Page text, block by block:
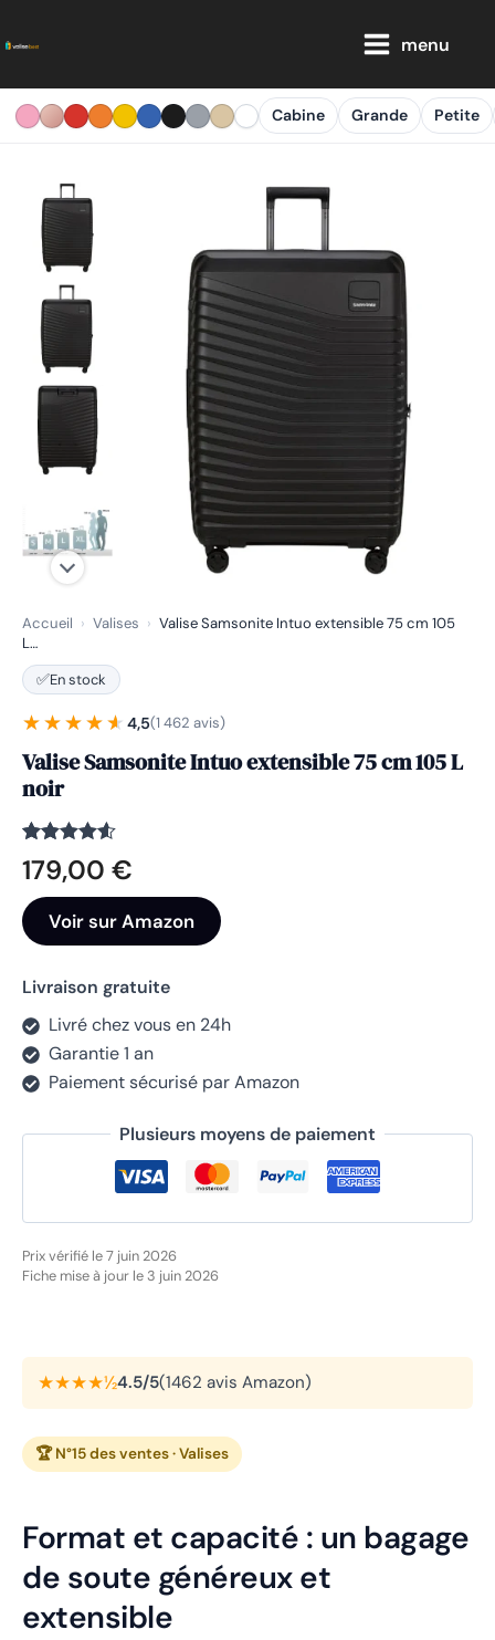
au
menu
Cabine Grande Petite
Accueil › Valises › Valise Samsonite Intuo extensible 75 cm 105
L…
✅En stock
★★★★★
★★★★★ 4,5(1 462 avis)
Valise Samsonite Intuo extensible 75 cm 105 L
noir
Noté
4.5
sur 5
1462
notations
client
179,00 €
Voir sur Amazon
Livraison gratuite
Livré chez vous en 24h
Garantie 1 an
Paiement sécurisé par Amazon
Plusieurs moyens de paiement
Prix vérifié le 7 juin 2026
Fiche mise à jour le 3 juin 2026
★★★★½4.5/5(1462 avis Amazon)
🏆 N°15 des ventes · Valises
Format et capacité : un bagage
de soute généreux et
extensible